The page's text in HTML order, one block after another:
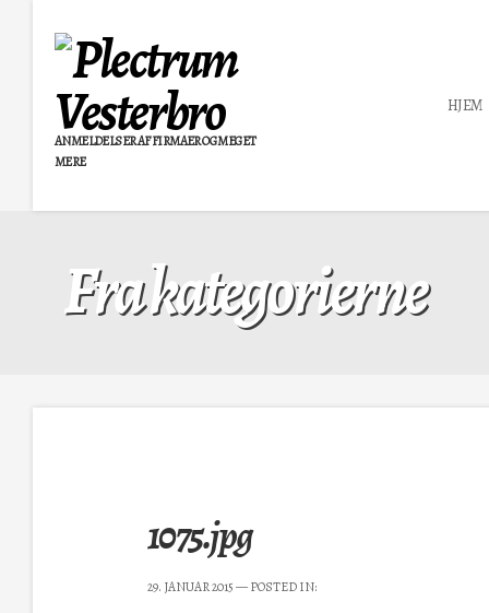
ANMELDELSER AF FIRMAER OG MEGET
MERE
HJEM
Fra kategorierne
1075.jpg
29. JANUAR 2015— POSTED IN: